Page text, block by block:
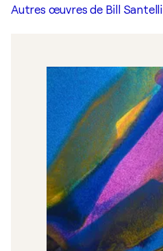
Autres œuvres de Bill Santelli